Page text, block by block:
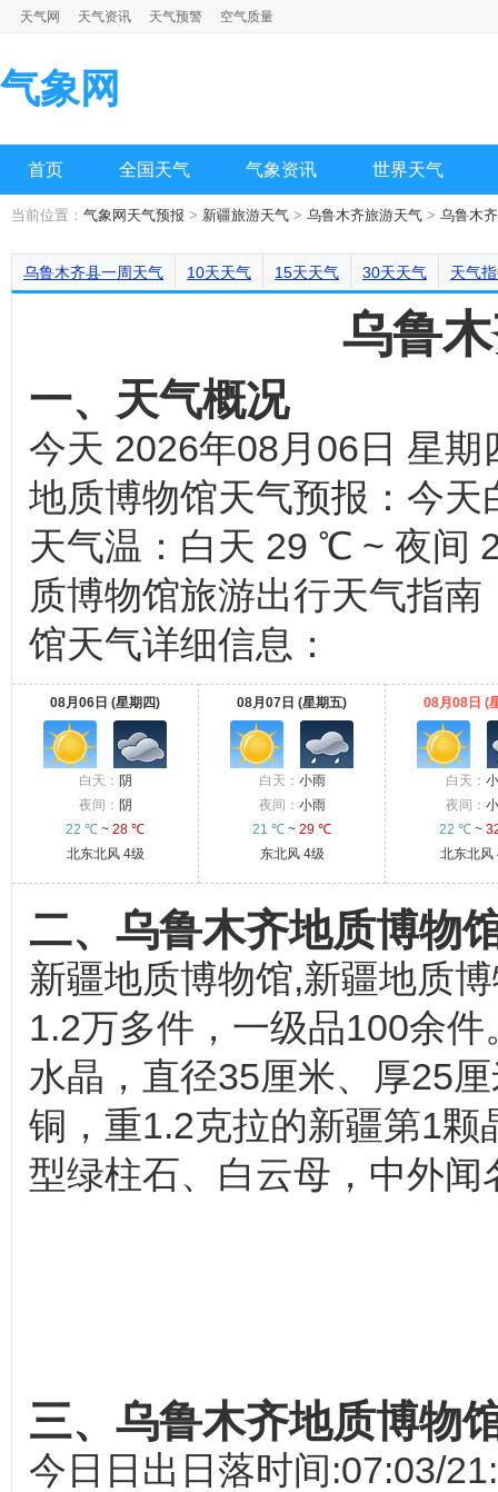
天气网 天气资讯 天气预警 空气质量
气象网
首页 全国天气 气象资讯 世界天气
当前位置： 气象网天气预报 > 新疆旅游天气 > 乌鲁木齐旅游天气 > 乌鲁木
乌鲁木齐县一周天气 10天天气 15天天气 30天天气 天气
乌鲁
一、天气概况
今天 2026年08月06日 星
地质博物馆天气预报：今
天气温：白天 29 ℃ ~ 夜间
质博物馆旅游出行天气指
馆天气详细信息：
08月06日 (星期四)
白天： 阴
夜间： 阴
22 ℃ ~ 28 ℃
北东北风 4级
08月07日 (星期五)
白天： 小雨
夜间： 小雨
21 ℃ ~ 29 ℃
东北风 4级
08月08日 (
白天：
夜间：
22 ℃ ~
北东北风
二、乌鲁木齐地质博物
新疆地质博物馆,新疆地质
1.2万多件，一级品100余
水晶，直径35厘米、厚25
铜，重1.2克拉的新疆第1
型绿柱石、白云母，中外
三、乌鲁木齐地质博物
今日日出日落时间:07:03/